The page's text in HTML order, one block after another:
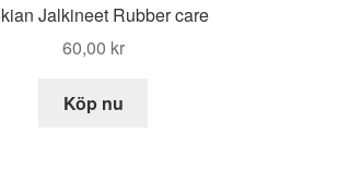
Jalkineet Rubber care
60,00 kr
Köp nu